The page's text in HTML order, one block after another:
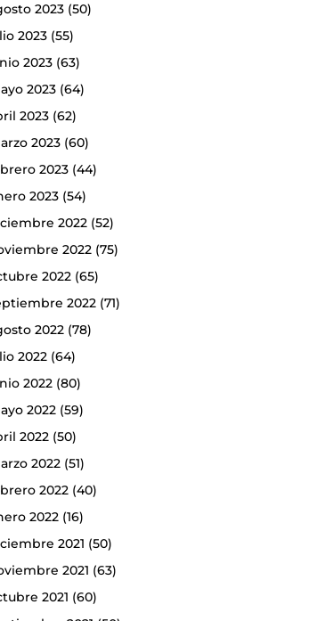
2023(50)
2023(55)
2023(63)
2023(64)
2023(62)
2023(60)
2023(44)
2023(54)
2022(52)
2022(75)
2022(65)
2022(71)
2022(78)
2022(64)
2022(80)
2022(59)
2022(50)
2022(51)
2022(40)
2022(16)
2021 (50)
2021 (63)
2021 (60)